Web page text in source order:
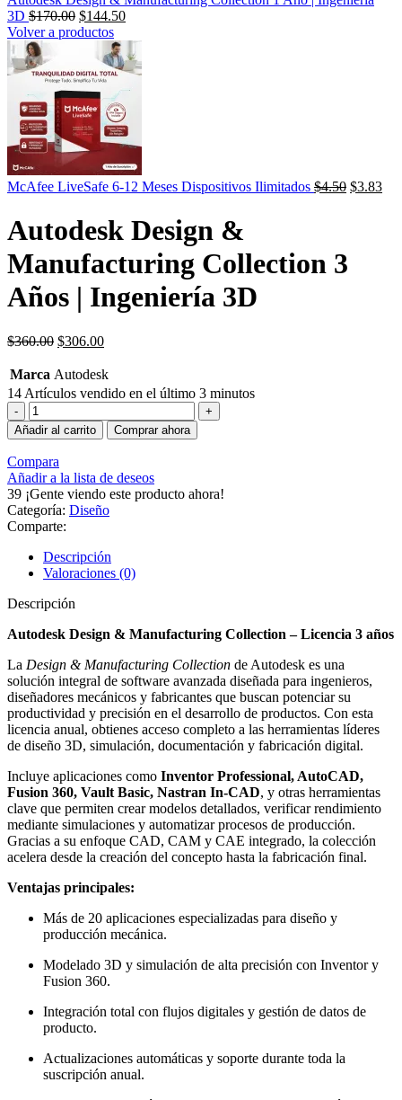
3D $170.00 $144.50
Volver a productos
McAfee LiveSafe 6-12 Meses Dispositivos Ilimitados El
$4.50El
$3.83
Autodesk Design &
Manufacturing Collection 3
Años | Ingeniería 3D
$360.00 $306.00
Marca Autodesk
14 Artículos vendido en el último 3 minutos
Autodesk
Design
&
Manufacturing
Collection
3
Años
|
Ingeniería
3D
cantidad
Añadir al carrito Comprar ahora
Compara
Añadir a la lista de deseos
39 ¡Gente viendo este producto ahora!
Categoría: Diseño
Comparte:
Descripción
Valoraciones (0)
Descripción
Autodesk Design & Manufacturing Collection – Licencia 3 años
La Design & Manufacturing Collection de Autodesk es una
solución integral de software avanzada diseñada para ingenieros,
diseñadores mecánicos y fabricantes que buscan potenciar su
productividad y precisión en el desarrollo de productos. Con esta
licencia anual, obtienes acceso completo a las herramientas líderes
de diseño 3D, simulación, documentación y fabricación digital.
Incluye aplicaciones como Inventor Professional, AutoCAD,
Fusion 360, Vault Basic, Nastran In-CAD, y otras herramientas
clave que permiten crear modelos detallados, verificar rendimiento
mediante simulaciones y automatizar procesos de producción.
Gracias a su enfoque CAD, CAM y CAE integrado, la colección
acelera desde la creación del concepto hasta la fabricación final.
Ventajas principales:
Más de 20 aplicaciones especializadas para diseño y
producción mecánica.
Modelado 3D y simulación de alta precisión con Inventor y
Fusion 360.
Integración total con flujos digitales y gestión de datos de
producto.
Actualizaciones automáticas y soporte durante toda la
suscripción anual.